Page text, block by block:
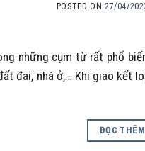
POSTED ON 27/04/
những cụm từ rất phổ
đai, nhà ở,… Khi giao kết
ĐỌC THÊM